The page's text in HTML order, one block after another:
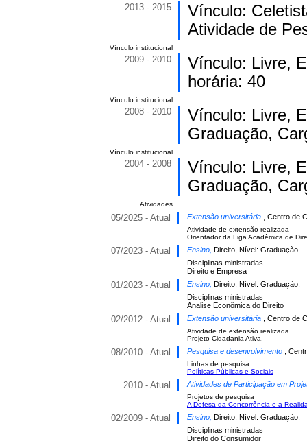
2013 - 2015
Vínculo:
Atividade de
Vínculo institucional
2009 - 2010
Vínculo: Livre,
horária: 40
Vínculo institucional
2008 - 2010
Vínculo: Livre,
Graduação,
Vínculo institucional
2004 - 2008
Vínculo: Livre,
Graduação,
Atividades
05/2025 - Atual Extensão universitária , Centro de
Atividade de extensão realizada
Orientador da Liga Acadêmica de
07/2023 - Atual Ensino, Direito, Nível: Graduação.
Disciplinas ministradas
Direito e Empresa
01/2023 - Atual Ensino, Direito, Nível: Graduação.
Disciplinas ministradas
Analise Econômica do Direito
02/2012 - Atual Extensão universitária , Centro de
Atividade de extensão realizada
Projeto Cidadania Ativa.
08/2010 - Atual Pesquisa e desenvolvimento ,
Linhas de pesquisa
Políticas Públicas e Sociais
2010 - Atual Atividades de Participação em
Projetos de pesquisa
A Defesa da Concorrência e a
02/2009 - Atual Ensino, Direito, Nível: Graduação.
Disciplinas ministradas
Direito do Consumidor